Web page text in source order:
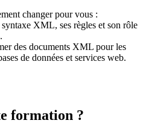
changer pour vous :
XML, ses règles et son rôle
des documents XML pour les
de données et services web.
formation ?